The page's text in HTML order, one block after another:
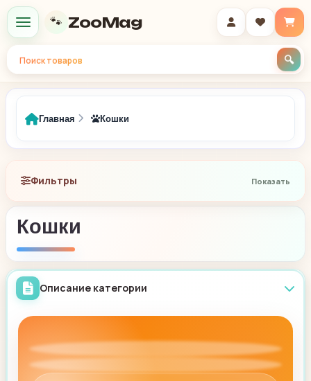
Меню
🐾 ZooMag
Главная Кошки
Кошки
Описание категории
Фильтры